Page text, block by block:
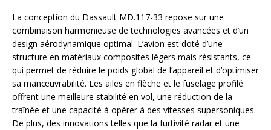
La conception du Dassault MD.117-33 repose sur une
combinaison harmonieuse de technologies avancées et d’un
design aérodynamique optimal. L’avion est doté d’une
structure en matériaux composites légers mais résistants, ce
qui permet de réduire le poids global de l’appareil et d’optimiser
sa manœuvrabilité. Les ailes en flèche et le fuselage profilé
offrent une meilleure stabilité en vol, une réduction de la
traînée et une capacité à opérer à des vitesses supersoniques.
De plus, des innovations telles que la furtivité radar et une